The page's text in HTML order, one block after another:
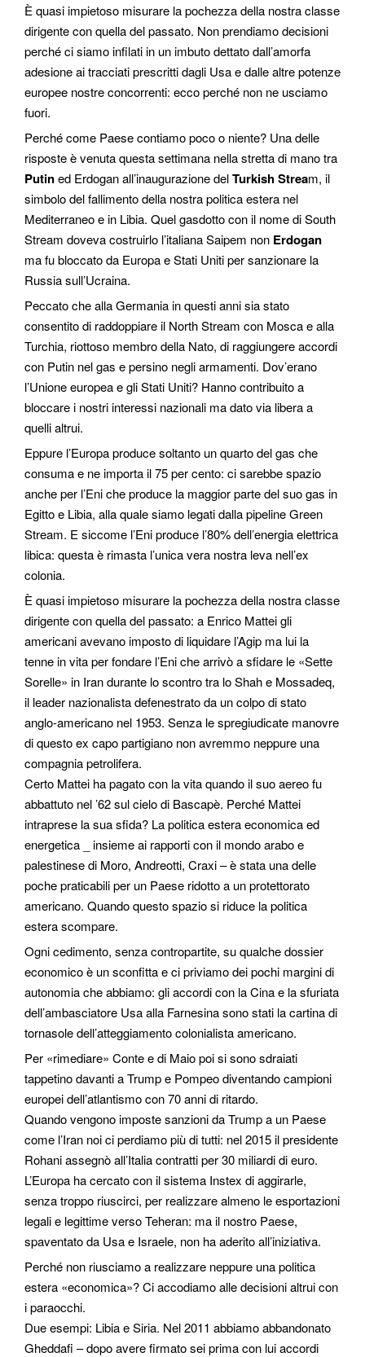
È quasi impietoso misurare la pochezza della nostra classe
dirigente con quella del passato. Non prendiamo decisioni
perché ci siamo infilati in un imbuto dettato dall’amorfa
adesione ai tracciati prescritti dagli Usa e dalle altre potenze
europee nostre concorrenti: ecco perché non ne usciamo
fuori.
Perché come Paese contiamo poco o niente? Una delle
risposte è venuta questa settimana nella stretta di mano tra
Putined Erdogan all’inaugurazione delTurkish Stream, il
simbolo del fallimento della nostra politica estera nel
Mediterraneo e in Libia. Quel gasdotto con il nome di South
Stream doveva costruirlo l’italiana Saipem non Erdogan
ma fu bloccato da Europa e Stati Uniti per sanzionare la
Russia sull’Ucraina.
Peccato che alla Germania in questi anni sia stato
consentito di raddoppiare il North Stream con Mosca e alla
Turchia, riottoso membro della Nato, di raggiungere accordi
con Putin nel gas e persino negli armamenti. Dov’erano
l’Unione europea e gli Stati Uniti? Hanno contribuito a
bloccare i nostri interessi nazionali ma dato via libera a
quelli altrui.
Eppure l’Europa produce soltanto un quarto del gas che
consuma e ne importa il 75 per cento: ci sarebbe spazio
anche per l’Eni che produce la maggior parte del suo gas in
Egitto e Libia, alla quale siamo legati dalla pipeline Green
Stream. E siccome l’Eni produce l’80% dell’energia elettrica
libica: questa è rimasta l’unica vera nostra leva nell’ex
colonia.
È quasi impietoso misurare la pochezza della nostra classe
dirigente con quella del passato: a Enrico Mattei gli
americani avevano imposto di liquidare l’Agip ma lui la
tenne in vita per fondare l’Eni che arrivò a sfidare le «Sette
Sorelle» in Iran durante lo scontro tra lo Shah e Mossadeq,
il leader nazionalista defenestrato da un colpo di stato
anglo-americano nel 1953. Senza le spregiudicate manovre
di questo ex capo partigiano non avremmo neppure una
compagnia petrolifera.
Certo Mattei ha pagato con la vita quando il suo aereo fu
abbattuto nel ’62 sul cielo di Bascapè. Perché Mattei
intraprese la sua sfida? La politica estera economica ed
energetica _ insieme ai rapporti con il mondo arabo e
palestinese di Moro, Andreotti, Craxi – è stata una delle
poche praticabili per un Paese ridotto a un protettorato
americano. Quando questo spazio si riduce la politica
estera scompare.
Ogni cedimento, senza contropartite, su qualche dossier
economico è un sconfitta e ci priviamo dei pochi margini di
autonomia che abbiamo: gli accordi con la Cina e la sfuriata
dell’ambasciatore Usa alla Farnesina sono stati la cartina di
tornasole dell’atteggiamento colonialista americano.
Per «rimediare» Conte e di Maio poi si sono sdraiati
tappetino davanti a Trump e Pompeo diventando campioni
europei dell’atlantismo con 70 anni di ritardo.
Quando vengono imposte sanzioni da Trump a un Paese
come l’Iran noi ci perdiamo più di tutti: nel 2015 il presidente
Rohani assegnò all’Italia contratti per 30 miliardi di euro.
L’Europa ha cercato con il sistema Instex di aggirarle,
senza troppo riuscirci, per realizzare almeno le esportazioni
legali e legittime verso Teheran: ma il nostro Paese,
spaventato da Usa e Israele, non ha aderito all’iniziativa.
Perché non riusciamo a realizzare neppure una politica
estera «economica»? Ci accodiamo alle decisioni altrui con
i paraocchi.
Due esempi: Libia e Siria. Nel 2011 abbiamo abbandonato
Gheddafi – dopo avere firmato sei prima con lui accordi